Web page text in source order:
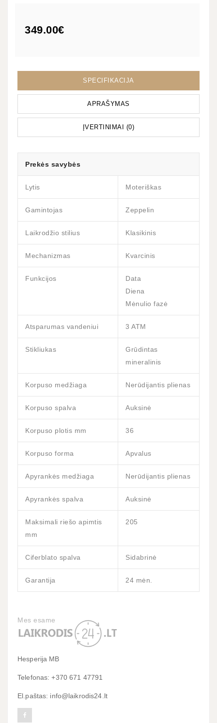
349.00€
SPECIFIKACIJA
APRAŠYMAS
ĮVERTINIMAI (0)
Prekės savybės
Lytis Moteriškas
Gamintojas Zeppelin
Laikrodžio stilius Klasikinis
Mechanizmas Kvarcinis
Funkcijos
Data
Diena
Mėnulio fazė
Atsparumas vandeniui 3 ATM
Stikliukas
Grūdintas
mineralinis
Korpuso medžiaga Nerūdijantis plienas
Korpuso spalva Auksinė
Korpuso plotis mm 36
Korpuso forma Apvalus
Apyrankės medžiaga Nerūdijantis plienas
Apyrankės spalva Auksinė
Maksimali riešo apimtis
mm
205
Ciferblato spalva Sidabrinė
Garantija 24 mėn.
Mes esame
Hesperija MB
Telefonas: +370 671 47791
El.paštas: info@laikrodis24.lt